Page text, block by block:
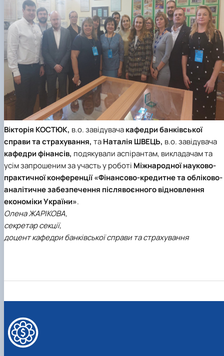
Вікторія КОСТЮК, в.о. завідувачакафедри банківської
справи та страхування, таНаталія ШВЕЦЬ, в.о. завідувача
кафедри фінансів, подякували аспірантам, викладачам та
усім запрошеним за участь у роботі Міжнародної науково-
практичної конференції «Фінансово-кредитне та обліково-
аналітичне забезпечення післявоєнного відновлення
економіки України».
Олена ЖАРІКОВА,
секретар секції,
доцент кафедри банківської справи та страхування